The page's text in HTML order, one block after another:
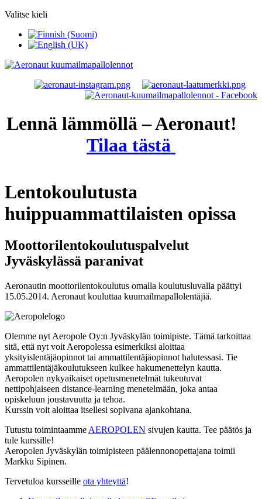
Valitse kieli
Lennä lämmöllä – Aeronaut!
Tilaa tästä
Lentokoulutusta
huippuammattilaisten opissa
Moottorilentokoulutuspalvelut
Jyväskylässä paranivat
Aeronautin moottorilentokoulutus omalla koulutusluvalla päättyi
15.05.2014. Aeronaut kouluttaa kuumailmapallolentäjiä.
Olemme nyt Aeropole Oy:n Jyväskylän toimipiste. Tämä tarkoittaa
sitä, että nyt voit Aeropolessa esimerkiksi aloittaa
yksityislentäjäopinnot tai ammattilentäjäopinnot halutessasi. Tie
ammattilentäjäkoulutukseen kulkee hakumenettelyn kautta.
Aeropolen nykyaikaiset opetusmenetelmät tukeutuvat
nettipohjaiseen distance-learning menetelmään, joka antaa
opiskeluun joustavuutta ja tehoa.
Kurssin voit aloittaa itsellesi sopivana ajankohtana.
Tutustu toimintaamme AEROPOLEN sivujen kautta. Tee päätös ja
tule kurssille!
Aeropolen Jyväskylän toimipisteen päälennonopettajana toimii
Markku Sipinen.
Tervetuloa kursseille ota yhteyttä!